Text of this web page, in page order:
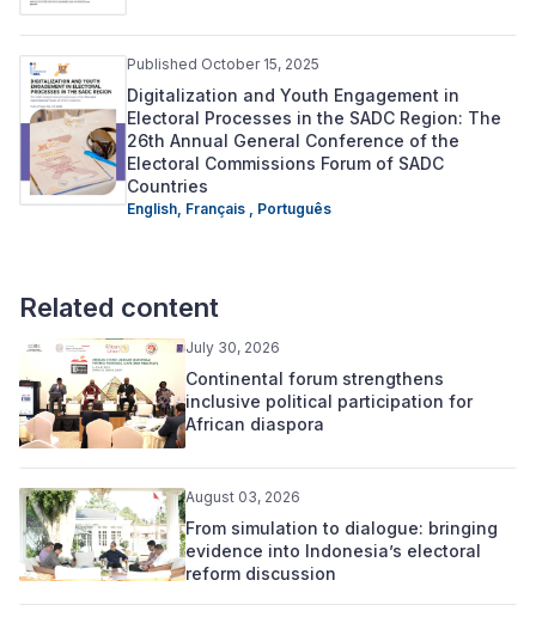
Published October 15, 2025
Digitalization and Youth Engagement in
Electoral Processes in the SADC Region: The
26th Annual General Conference of the
Electoral Commissions Forum of SADC
Countries
English, Français , Português
Related content
July 30, 2026
Continental forum strengthens
inclusive political participation for
African diaspora
August 03, 2026
From simulation to dialogue: bringing
evidence into Indonesia’s electoral
reform discussion